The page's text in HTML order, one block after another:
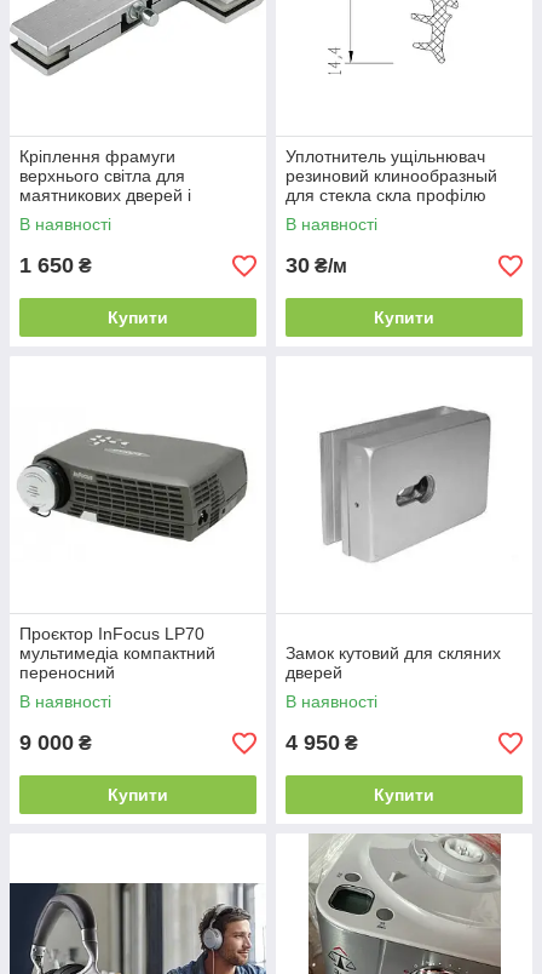
Кріплення фрамуги
верхнього світла для
маятникових дверей і
перегородок зі скла Dorma
Universal PT40
В наявності
1 650 ₴
Купити
Уплотнитель ущільнювач
резиновий клинообразный
для стекла скла профілю
черного цвета
В наявності
30 ₴/м
Купити
Проєктор InFocus LP70
мультимедіа компактний
переносний
В наявності
9 000 ₴
Купити
Замок кутовий для скляних
дверей
В наявності
4 950 ₴
Купити